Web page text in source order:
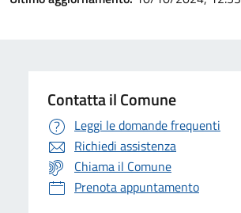
Contatta il Comune
Leggi le domande frequenti
Richiedi assistenza
Chiama il Comune
Prenota appuntamento